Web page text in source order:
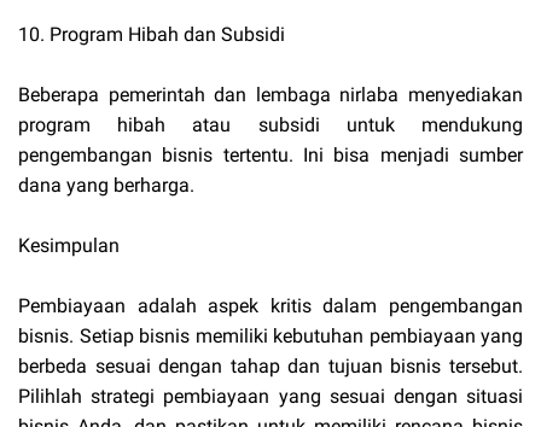
10. Program Hibah dan Subsidi
Beberapa pemerintah dan lembaga nirlaba menyediakan
program hibah atau subsidi untuk mendukung
pengembangan bisnis tertentu. Ini bisa menjadi sumber
dana yang berharga.
Kesimpulan
Pembiayaan adalah aspek kritis dalam pengembangan
bisnis. Setiap bisnis memiliki kebutuhan pembiayaan yang
berbeda sesuai dengan tahap dan tujuan bisnis tersebut.
Pilihlah strategi pembiayaan yang sesuai dengan situasi